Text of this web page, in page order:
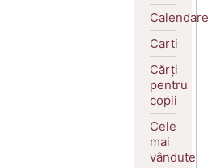
Calendare
Carti
Cărți
pentru
copii
Cele
mai
vândute